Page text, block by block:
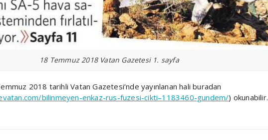
18 Temmuz 2018 Vatan Gazetesi 1. sayfa
2018 tarihli Vatan Gazetesi’nde yayınlanan hali buradan
bilinmeyen-enkaz-rus-fuzesi-cikti–1183460-gundem/) okunabilir.